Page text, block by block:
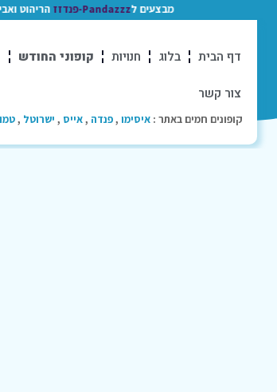
מבצעים לPandazzz-פנדזז הריהוט
דף הבית בלוג חנויות קופוני החודש
צור קשר
קופונים חמים באתר : איסימו ,פנדה ,אייס , ישרוטל ,טמו